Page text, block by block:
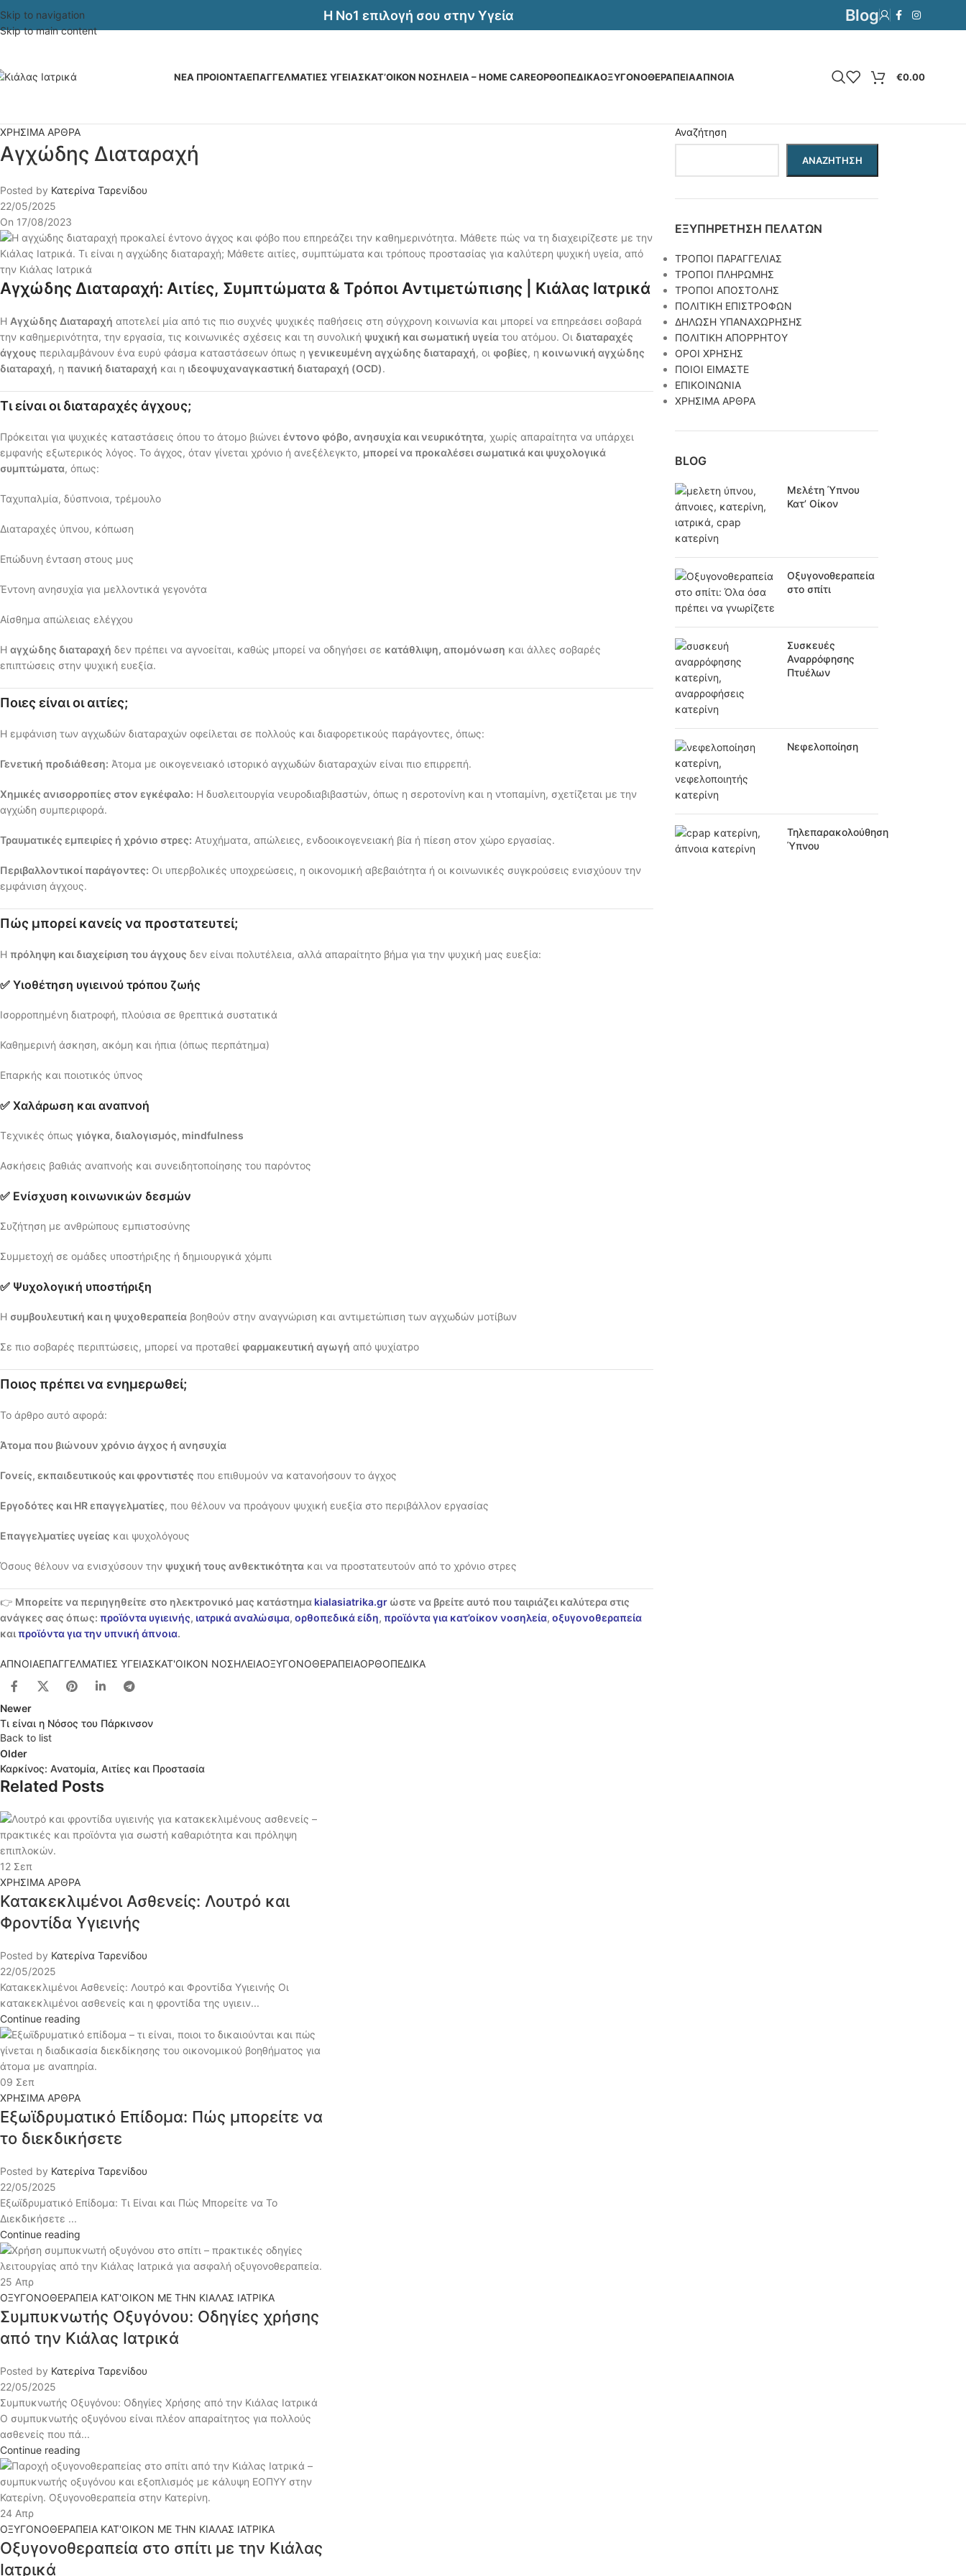
Skip to navigation
Skip to main content
Η Νο1 επιλογή σου στην Υγεία Blog
ΝΕΑ ΠΡΟΙΟΝΤΑΕΠΑΓΓΕΛΜΑΤΙΕΣ ΥΓΕΙΑΣΚΑΤ’ΟΙΚΟΝ ΝΟΣΗΛΕΙΑ – HOME CAREΟΡΘΟΠΕΔΙΚΑΟΞΥΓΟΝΟΘΕΡΑΠΕΙΑΆΠΝΟΙΑ €0.00
ΧΡΗΣΙΜΑ ΑΡΘΡΑ
Αγχώδης Διαταραχή
Posted by Κατερίνα Ταρενίδου
22/05/2025
On 17/08/2023
Αγχώδης Διαταραχή: Αιτίες, Συμπτώματα & Τρόποι Αντιμετώπισης | Κιάλας Ιατρικά
Η Αγχώδης Διαταραχή αποτελεί μία από τις πιο συχνές ψυχικές παθήσεις στη σύγχρονη κοινωνία και μπορεί να επηρεάσει σοβαρά
την καθημερινότητα, την εργασία, τις κοινωνικές σχέσεις και τη συνολική ψυχική και σωματική υγεία του ατόμου. Οι διαταραχές
άγχους περιλαμβάνουν ένα ευρύ φάσμα καταστάσεων όπως η γενικευμένη αγχώδης διαταραχή, οι φοβίες, η κοινωνική αγχώδης
διαταραχή, η πανική διαταραχή και η ιδεοψυχαναγκαστική διαταραχή (OCD).
Τι είναι οι διαταραχές άγχους;
Πρόκειται για ψυχικές καταστάσεις όπου το άτομο βιώνει έντονο φόβο, ανησυχία και νευρικότητα, χωρίς απαραίτητα να υπάρχει
εμφανής εξωτερικός λόγος. Το άγχος, όταν γίνεται χρόνιο ή ανεξέλεγκτο, μπορεί να προκαλέσει σωματικά και ψυχολογικά
συμπτώματα, όπως:
Ταχυπαλμία, δύσπνοια, τρέμουλο
Διαταραχές ύπνου, κόπωση
Επώδυνη ένταση στους μυς
Έντονη ανησυχία για μελλοντικά γεγονότα
Αίσθημα απώλειας ελέγχου
Η αγχώδης διαταραχή δεν πρέπει να αγνοείται, καθώς μπορεί να οδηγήσει σε κατάθλιψη, απομόνωση και άλλες σοβαρές
επιπτώσεις στην ψυχική ευεξία.
Ποιες είναι οι αιτίες;
Η εμφάνιση των αγχωδών διαταραχών οφείλεται σε πολλούς και διαφορετικούς παράγοντες, όπως:
Γενετική προδιάθεση: Άτομα με οικογενειακό ιστορικό αγχωδών διαταραχών είναι πιο επιρρεπή.
Χημικές ανισορροπίες στον εγκέφαλο: Η δυσλειτουργία νευροδιαβιβαστών, όπως η σεροτονίνη και η ντοπαμίνη, σχετίζεται με την
αγχώδη συμπεριφορά.
Τραυματικές εμπειρίες ή χρόνιο στρες: Ατυχήματα, απώλειες, ενδοοικογενειακή βία ή πίεση στον χώρο εργασίας.
Περιβαλλοντικοί παράγοντες: Οι υπερβολικές υποχρεώσεις, η οικονομική αβεβαιότητα ή οι κοινωνικές συγκρούσεις ενισχύουν την
εμφάνιση άγχους.
Πώς μπορεί κανείς να προστατευτεί;
Η πρόληψη και διαχείριση του άγχους δεν είναι πολυτέλεια, αλλά απαραίτητο βήμα για την ψυχική μας ευεξία:
✅ Υιοθέτηση υγιεινού τρόπου ζωής
Ισορροπημένη διατροφή, πλούσια σε θρεπτικά συστατικά
Καθημερινή άσκηση, ακόμη και ήπια (όπως περπάτημα)
Επαρκής και ποιοτικός ύπνος
✅ Χαλάρωση και αναπνοή
Τεχνικές όπως γιόγκα, διαλογισμός, mindfulness
Ασκήσεις βαθιάς αναπνοής και συνειδητοποίησης του παρόντος
✅ Ενίσχυση κοινωνικών δεσμών
Συζήτηση με ανθρώπους εμπιστοσύνης
Συμμετοχή σε ομάδες υποστήριξης ή δημιουργικά χόμπι
✅ Ψυχολογική υποστήριξη
Η συμβουλευτική και η ψυχοθεραπεία βοηθούν στην αναγνώριση και αντιμετώπιση των αγχωδών μοτίβων
Σε πιο σοβαρές περιπτώσεις, μπορεί να προταθεί φαρμακευτική αγωγή από ψυχίατρο
Ποιος πρέπει να ενημερωθεί;
Το άρθρο αυτό αφορά:
Άτομα που βιώνουν χρόνιο άγχος ή ανησυχία
Γονείς, εκπαιδευτικούς και φροντιστές που επιθυμούν να κατανοήσουν το άγχος
Εργοδότες και HR επαγγελματίες, που θέλουν να προάγουν ψυχική ευεξία στο περιβάλλον εργασίας
Επαγγελματίες υγείας και ψυχολόγους
Όσους θέλουν να ενισχύσουν την ψυχική τους ανθεκτικότητα και να προστατευτούν από το χρόνιο στρες
👉 Μπορείτε να περιηγηθείτε στο ηλεκτρονικό μας κατάστημα kialasiatrika.gr ώστε να βρείτε αυτό που ταιριάζει καλύτερα στις
ανάγκες σας όπως: προϊόντα υγιεινής, ιατρικά αναλώσιμα, ορθοπεδικά είδη, προϊόντα για κατ’οίκον νοσηλεία, οξυγονοθεραπεία
καιπροϊόντα για την υπνική άπνοια.
ΑΠΝΟΙΑΕΠΑΓΓΕΛΜΑΤΙΕΣ ΥΓΕΙΑΣΚΑΤ'ΟΙΚΟΝ ΝΟΣΗΛΕΙΑΟΞΥΓΟΝΟΘΕΡΑΠΕΙΑΟΡΘΟΠΕΔΙΚΑ
Newer
Τι είναι η Νόσος του Πάρκινσον
Back to list
Older
Καρκίνος: Ανατομία, Αιτίες και Προστασία
Related Posts
12 Σεπ
ΧΡΗΣΙΜΑ ΑΡΘΡΑ
Κατακεκλιμένοι Ασθενείς: Λουτρό και
Φροντίδα Υγιεινής
Posted by Κατερίνα Ταρενίδου
22/05/2025
Κατακεκλιμένοι Ασθενείς: Λουτρό και Φροντίδα Υγιεινής Οι
κατακεκλιμένοι ασθενείς και η φροντίδα της υγιειν...
Continue reading
09 Σεπ
ΧΡΗΣΙΜΑ ΑΡΘΡΑ
Εξωϊδρυματικό Επίδομα: Πώς μπορείτε να
το διεκδικήσετε
Posted by Κατερίνα Ταρενίδου
22/05/2025
Εξωϊδρυματικό Επίδομα: Τι Είναι και Πώς Μπορείτε να Το
Διεκδικήσετε ...
Continue reading
25 Απρ
ΟΞΥΓΟΝΟΘΕΡΑΠΕΙΑ ΚΑΤ'ΟΙΚΟΝ ΜΕ ΤΗΝ ΚΙΑΛΑΣ ΙΑΤΡΙΚΑ
Συμπυκνωτής Οξυγόνου: Οδηγίες χρήσης
από την Κιάλας Ιατρικά
Posted by Κατερίνα Ταρενίδου
22/05/2025
Συμπυκνωτής Οξυγόνου: Οδηγίες Χρήσης από την Κιάλας Ιατρικά
Ο συμπυκνωτής οξυγόνου είναι πλέον απαραίτητος για πολλούς
ασθενείς που πά...
Continue reading
24 Απρ
ΟΞΥΓΟΝΟΘΕΡΑΠΕΙΑ ΚΑΤ'ΟΙΚΟΝ ΜΕ ΤΗΝ ΚΙΑΛΑΣ ΙΑΤΡΙΚΑ
Οξυγονοθεραπεία στο σπίτι με την Κιάλας
Ιατρικά
Αναζήτηση
ΑΝΑΖΉΤΗΣΗ
ΕΞΥΠΗΡΕΤΗΣΗ ΠΕΛΑΤΩΝ
ΤΡΟΠΟΙ ΠΑΡΑΓΓΕΛΙΑΣ
ΤΡΟΠΟΙ ΠΛΗΡΩΜΗΣ
ΤΡΟΠΟΙ ΑΠΟΣΤΟΛΗΣ
ΠΟΛΙΤΙΚΗ ΕΠΙΣΤΡΟΦΩΝ
ΔΗΛΩΣΗ ΥΠΑΝΑΧΩΡΗΣΗΣ
ΠΟΛΙΤΙΚΗ ΑΠΟΡΡΗΤΟΥ
ΟΡΟΙ ΧΡΗΣΗΣ
ΠΟΙΟΙ ΕΙΜΑΣΤΕ
ΕΠΙΚΟΙΝΩΝΙΑ
ΧΡΗΣΙΜΑ ΑΡΘΡΑ
BLOG
Μελέτη Ύπνου
Κατ’ Οίκον
Οξυγονοθεραπεία
στο σπίτι
Συσκευές
Αναρρόφησης
Πτυέλων
Νεφελοποίηση
Τηλεπαρακολούθηση
Ύπνου